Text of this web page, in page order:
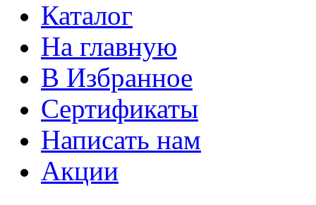
Каталог
На главную
В Избранное
Сертификаты
Написать нам
Акции